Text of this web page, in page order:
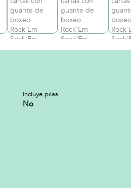
Incluye pilas
No